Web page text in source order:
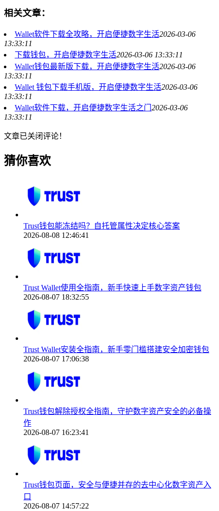
相关文章：
Wallet软件下载全攻略，开启便捷数字生活2026-03-06
13:33:11
下载钱包，开启便捷数字生活2026-03-06 13:33:11
Wallet钱包最新版下载，开启便捷数字生活2026-03-06
13:33:11
Wallet 钱包下载手机版，开启便捷数字生活2026-03-06
13:33:11
Wallet软件下载，开启便捷数字生活之门 2026-03-06
13:33:11
文章已关闭评论！
猜你喜欢
Trust钱包能冻结吗？自托管属性决定核心答案
2026-08-08 12:46:41
Trust Wallet使用全指南，新手快速上手数字资产钱包
2026-08-07 18:32:55
Trust Wallet安装全指南，新手零门槛搭建安全加密钱包
2026-08-07 17:06:38
Trust钱包解除授权全指南，守护数字资产安全的必备操
作
2026-08-07 16:23:41
Trust钱包页面，安全与便捷并存的去中心化数字资产入
口
2026-08-07 14:57:22